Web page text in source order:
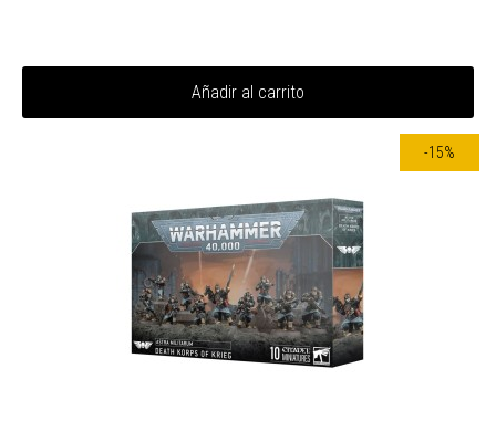
Añadir al carrito
-15%